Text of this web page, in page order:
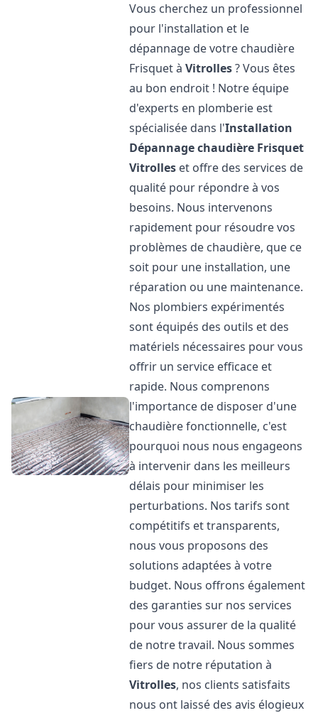
Vous cherchez un professionnel
pour l'installation et le
dépannage de votre chaudière
Frisquet àVitrolles? Vous êtes
au bon endroit ! Notre équipe
d'experts en plomberie est
spécialisée dans l'Installation
Dépannage chaudière Frisquet
Vitrolles et offre des services de
qualité pour répondre à vos
besoins. Nous intervenons
rapidement pour résoudre vos
problèmes de chaudière, que ce
soit pour une installation, une
réparation ou une maintenance.
Nos plombiers expérimentés
sont équipés des outils et des
matériels nécessaires pour vous
offrir un service efficace et
rapide. Nous comprenons
l'importance de disposer d'une
chaudière fonctionnelle, c'est
pourquoi nous nous engageons
à intervenir dans les meilleurs
délais pour minimiser les
perturbations. Nos tarifs sont
compétitifs et transparents,
nous vous proposons des
solutions adaptées à votre
budget. Nous offrons également
des garanties sur nos services
pour vous assurer de la qualité
de notre travail. Nous sommes
fiers de notre réputation à
Vitrolles, nos clients satisfaits
nous ont laissé des avis élogieux